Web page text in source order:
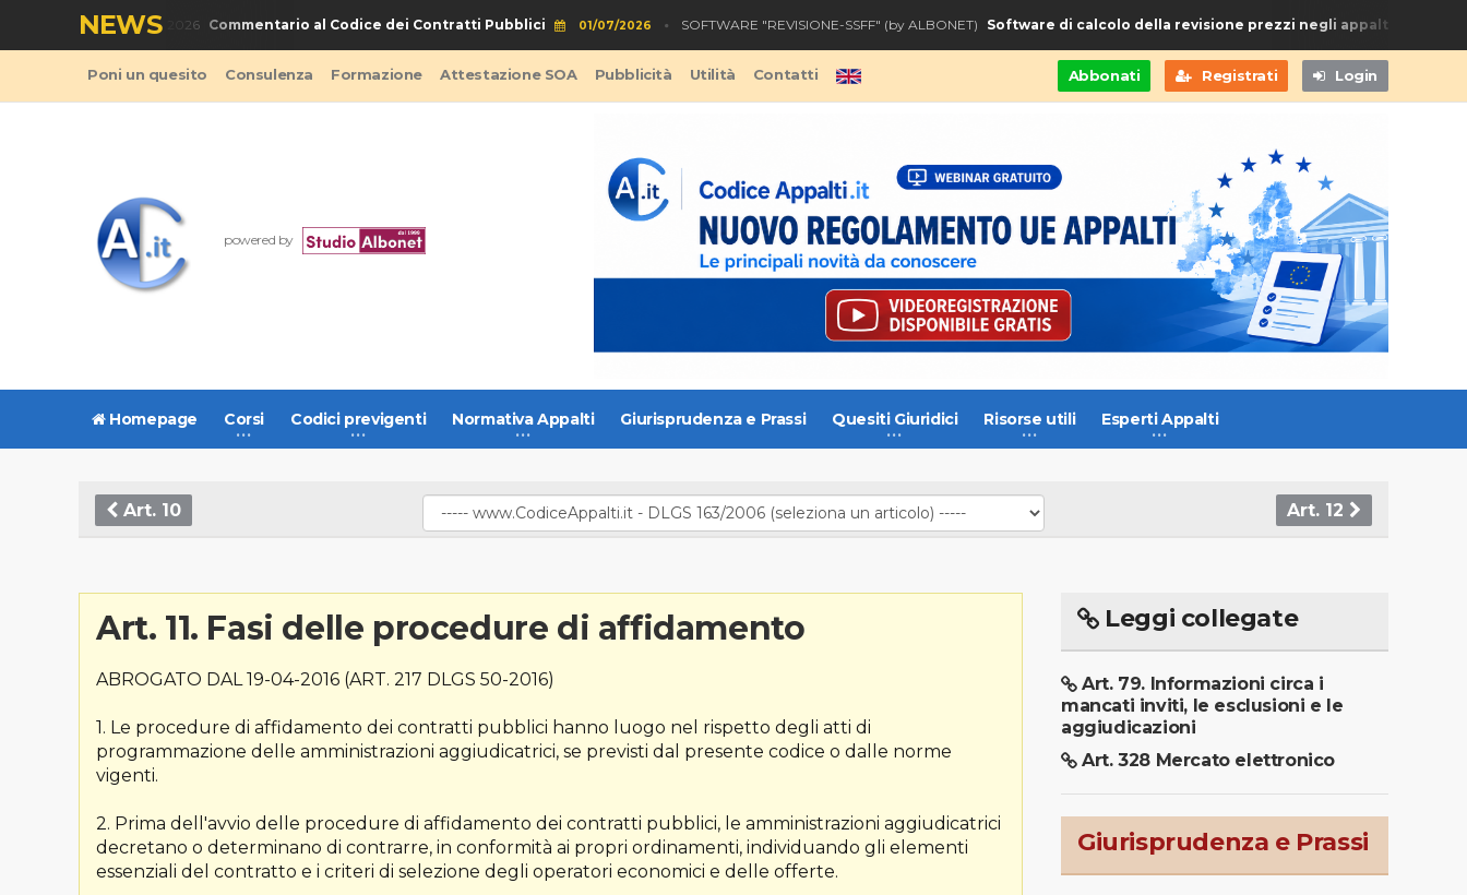
NEWS
- Codice Appalti 2026 Commentario al Codice dei Contratti Pubblici 01/07/2026 SOFTWARE "REVISIONE-SSFF" (by ALBONET) Software di calcolo della revisione prezzi negli appalti di Forniture
Abbonati Registrati Login
Poni un quesito Consulenza Formazione Attestazione SOA Pubblicità Utilità Contatti
powered by
Homepage Corsi Codici previgenti Normativa Appalti Giurisprudenza e Prassi Quesiti Giuridici Risorse utili Esperti Appalti
Art. 10 Art. 12
Art. 11. Fasi delle procedure di affidamento
ABROGATO DAL 19-04-2016 (ART. 217 DLGS 50-2016)
1. Le procedure di affidamento dei contratti pubblici hanno luogo nel rispetto degli atti di
programmazione delle amministrazioni aggiudicatrici, se previsti dal presente codice o dalle norme
vigenti.
2. Prima dell'avvio delle procedure di affidamento dei contratti pubblici, le amministrazioni aggiudicatrici
decretano o determinano di contrarre, in conformità ai propri ordinamenti, individuando gli elementi
essenziali del contratto e i criteri di selezione degli operatori economici e delle offerte.
Leggi collegate
Art. 79. Informazioni circa i
mancati inviti, le esclusioni e le
aggiudicazioni
Art. 328 Mercato elettronico
Giurisprudenza e Prassi